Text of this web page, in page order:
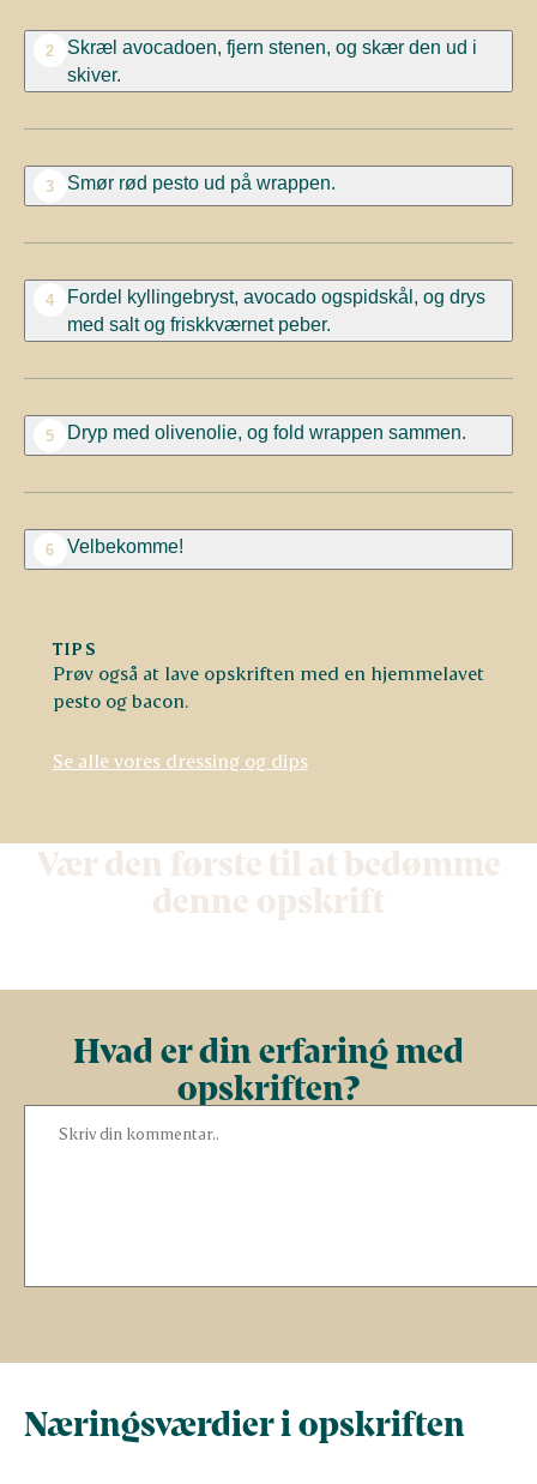
2
Skræl avocadoen, fjern stenen, og skær den ud i
skiver.
3 Smør rød pesto ud på wrappen.
4
Fordel kyllingebryst, avocado ogspidskål, og drys
med salt og friskkværnet peber.
5 Dryp med olivenolie, og fold wrappen sammen.
6 Velbekomme!
TIPS
Prøv også at lave opskriften med en hjemmelavet
pesto og bacon.
Se alle vores dressing og dips
Vær den første til at bedømme
denne opskrift
Hvad er din erfaring med
opskriften?
Næringsværdier i opskriften